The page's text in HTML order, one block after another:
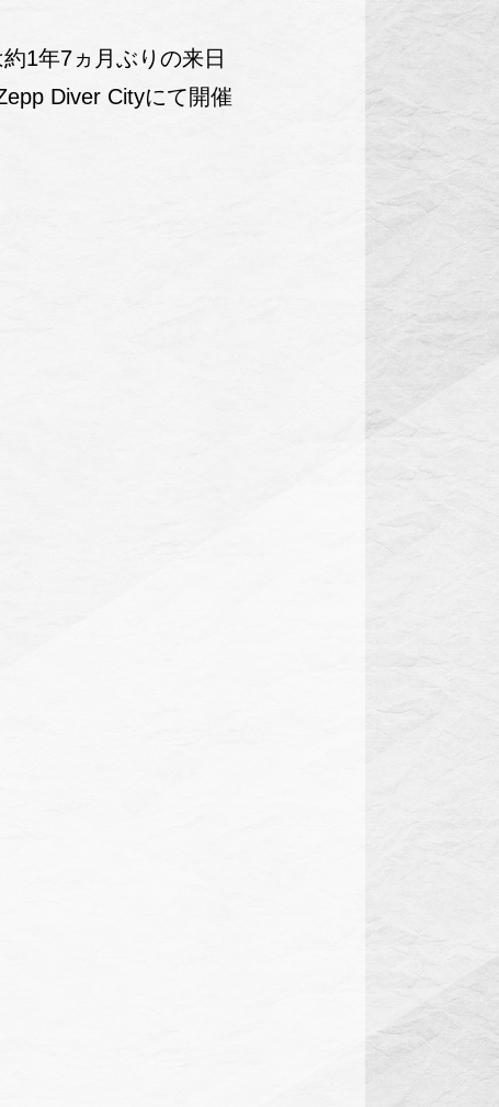
1年7ヵ月ぶりの来日
Diver Cityにて開催